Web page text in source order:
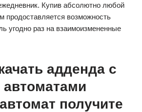
Купив абсолютно любой
продоставляется возможность
угодно раз на взаимоизмененные
адденда с
получите